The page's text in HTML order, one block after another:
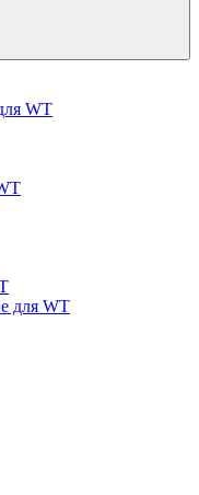
WT
для WT